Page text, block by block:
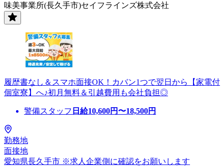
味美事業所(長久手市)セイフラインズ株式会社
履歴書なし＆スマホ面接OK！カバン1つで翌日から【家電付
個室寮】へ♪初月無料＆引越費用も会社負担◎
警備スタッフ 日給10,600円〜18,500円
勤務地
面接地
愛知県長久手市 ※求人企業側に確認をお願いします